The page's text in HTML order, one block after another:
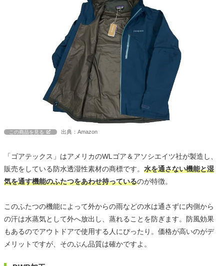
この商品を見る 出典：Amazon
「ゴアテックス」はアメリカのWLゴア＆アソシエイツ社が製造し、
販売をしている防水透湿性素材の商標です。 水を通さない機能と湿
気を通す機能のふたつをあわせ持っているのが特徴。
このふたつの機能によって外からの雨などの水は通さずに内側から
の汗は水蒸気として外へ放出し、蒸れることを防ぎます。防風効果
もあるのでアウトドアで使用する人にぴったり。価格が高いのがデ
メリットですが、そのぶん品質は確かですよ。